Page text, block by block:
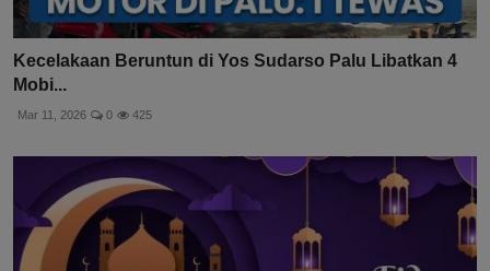
Kecelakaan Beruntun di Yos Sudarso Palu Libatkan 4
Mobi...
Mar 11, 2026 0 425